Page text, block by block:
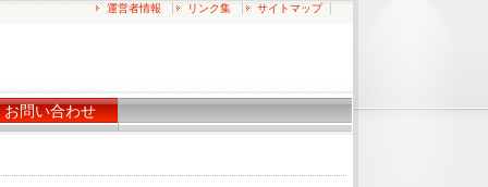
運営者情報 リンク集 サイトマップ
お問い合わせ